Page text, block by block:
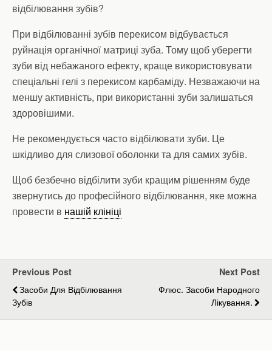
відбілювання зубів?
При відбілюванні зубів перекисом відбувається
руйнація органічної матриці зуба. Тому щоб уберегти
зуби від небажаного ефекту, краще використовувати
спеціальні гелі з перекисом карбаміду. Незважаючи на
меншу активність, при використанні зуби залишаться
здоровішими.
Не рекомендується часто відбілювати зуби. Це
шкідливо для слизової оболонки та для самих зубів.
Щоб безбечно відбілити зуби кращим рішенням буде
звернутись до професійного відбілювання, яке можна
провести в нашій клініці
Previous Post
Засоби Для Відбілювання
Зубів
Next Post
Флюс. Засоби Народного
Лікування.